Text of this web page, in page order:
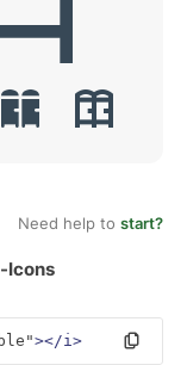
Need help to start?
Icons
></i>